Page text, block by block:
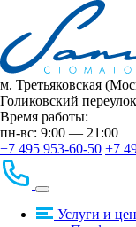
м. Третьяковская
Голиковский
Время работы:
пн-вс: 9:00 — 21:00
+7 495 953-60-50 +7
Услуги и